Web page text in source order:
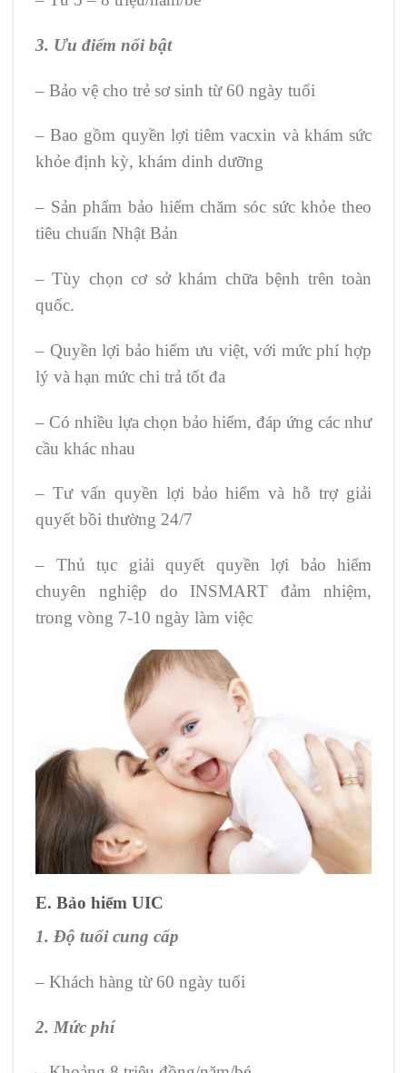
3. Ưu điểm nổi bật
– Bảo vệ cho trẻ sơ sinh từ 60 ngày tuổi
– Bao gồm quyền lợi tiêm vacxin và khám sức
khỏe định kỳ, khám dinh dưỡng
– Sản phẩm bảo hiểm chăm sóc sức khỏe theo
tiêu chuẩn Nhật Bản
– Tùy chọn cơ sở khám chữa bệnh trên toàn
quốc.
– Quyền lợi bảo hiểm ưu việt, với mức phí hợp
lý và hạn mức chi trả tốt đa
– Có nhiều lựa chọn bảo hiểm, đáp ứng các như
cầu khác nhau
– Tư vấn quyền lợi bảo hiểm và hỗ trợ giải
quyết bồi thường 24/7
– Thủ tục giải quyết quyền lợi bảo hiểm
chuyên nghiệp do INSMART đảm nhiệm,
trong vòng 7-10 ngày làm việc
E. Bảo hiểm UIC
1. Độ tuổi cung cấp
– Khách hàng từ 60 ngày tuổi
2. Mức phí